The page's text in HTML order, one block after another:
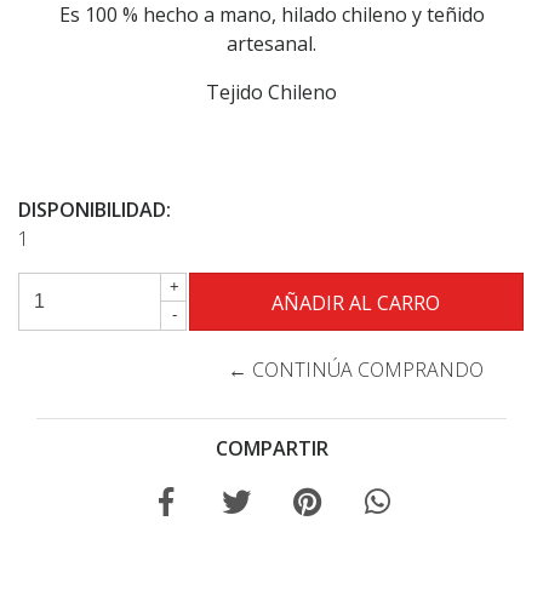
Es 100 % hecho a mano, hilado chileno y teñido
artesanal.
Tejido Chileno
DISPONIBILIDAD:
1
+
-
← CONTINÚA COMPRANDO
COMPARTIR